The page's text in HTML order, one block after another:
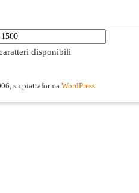
disponibili
su piattaforma WordPress